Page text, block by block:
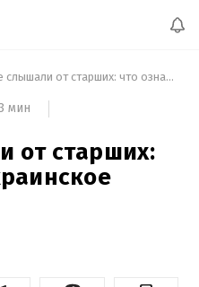
Многие слышали от старших: что означает украинское слово "вубрус"
мин
от старших: